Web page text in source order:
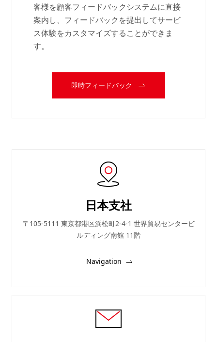
客様を顧客フィードバックシステムに直接
案内し、フィードバックを提出してサービ
ス体験をカスタマイズすることができま
す。
即時フィードバック
日本支社
〒105-5111 東京都港区浜松町2-4-1 世界貿易センタービ
ルディング南館 11階
Navigation